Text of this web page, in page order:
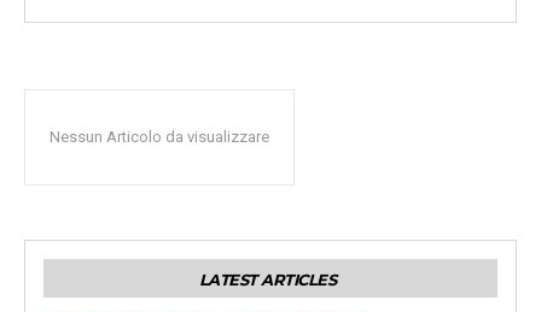
Nessun Articolo da visualizzare
LATEST ARTICLES